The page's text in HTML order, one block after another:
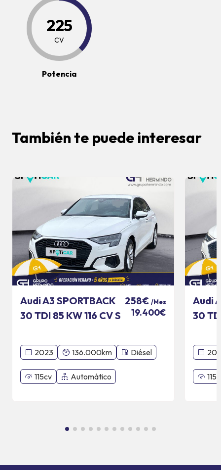
225
CV
Potencia
También te puede interesar
Audi A3 SPORTBACK
30 TDI 85 KW 116 CV S
258€ /Mes
19.400€
2023 136.000km Diésel
115cv Automático
Audi
30